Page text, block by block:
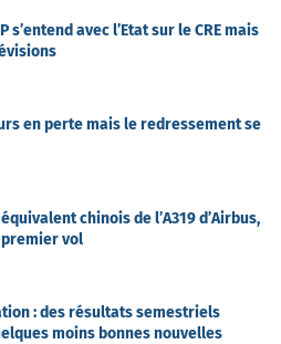
s’entend avec l’Etat sur le CRE mais
en perte mais le redressement se
chinois de l’A319 d’Airbus,
vol
: des résultats semestriels
moins bonnes nouvelles